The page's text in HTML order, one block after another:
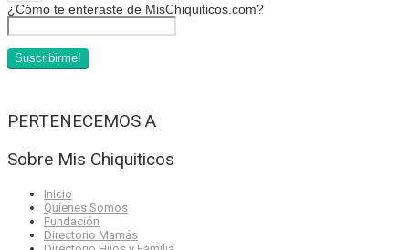
¿Cómo te enteraste de MisChiquiticos.com?
PERTENECEMOS A
Sobre Mis Chiquiticos
Inicio
Quienes Somos
Fundación
Directorio Mamás